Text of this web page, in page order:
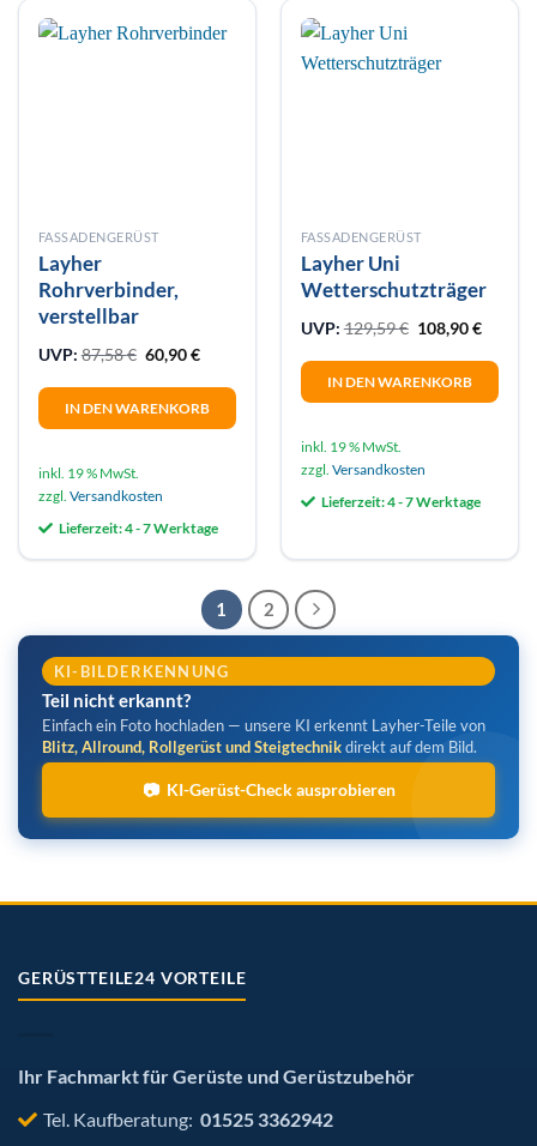
FASSADENGERÜST
Layher
Rohrverbinder,
verstellbar
UVP: 87,58€ Ursprünglicher Preis war: 87,58 €
60,90€Aktueller Preis ist: 60,90 €.
IN DEN WARENKORB
inkl. 19 % MwSt.
zzgl. Versandkosten
Lieferzeit:4 - 7 Werktage
FASSADENGERÜST
Layher Uni
Wetterschutzträger
UVP: 129,59€ Ursprünglicher
108,90€
IN DEN WARENKORB
inkl. 19 % MwSt.
zzgl. Versandkosten
Lieferzeit:4 - 7 Werktage
1 2
KI-BILDERKENNUNG
Teil nicht erkannt?
Einfach ein Foto hochladen — unsere KI erkennt Layher-Teile von
Blitz, Allround, Rollgerüst und Steigtechnikdirekt auf dem Bild.
📷 KI-Gerüst-Check ausprobieren
GERÜSTTEILE24 VORTEILE
Ihr Fachmarkt für Gerüste und Gerüstzubehör
Tel. Kaufberatung: 01525 3362942